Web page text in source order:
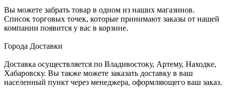
Вы можете забрать товар в одном из наших магазинов.
Список торговых точек, которые принимают заказы от нашей
компании появится у вас в корзине.
Города Доставки
Доставка осуществляется по Владивостоку, Артему, Находке,
Хабаровску. Вы также можете заказать доставку в ваш
населенный пункт через менеджера, оформляющего ваш заказ.